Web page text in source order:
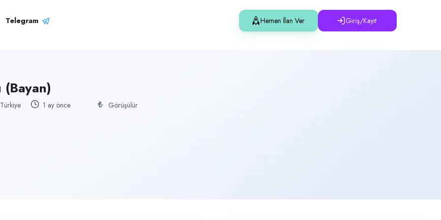
Telegram Hemen İlan Ver Giriş/Kayıt
(Bayan)
1 ay önce Görüşülür